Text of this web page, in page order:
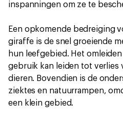
inspanningen om ze te
Een opkomende bedreiging
giraffe is de snel groeiende
hun leefgebied. Het
gebruik kan leiden tot verlies
dieren. Bovendien is de
ziektes en natuurrampen,
een klein gebied.